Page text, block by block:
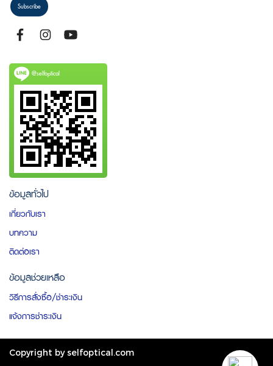
Subscribe
@selfoptical
ข้อมูลทั่วไป
เกี่ยวกับเรา
บทความ
ติดต่อเรา
ข้อมูลช่วยเหลือ
วิธีการสั่งซื้อ/ชำระเงิน
แจ้งการชำระเงิน
Copyright by selfoptical.com